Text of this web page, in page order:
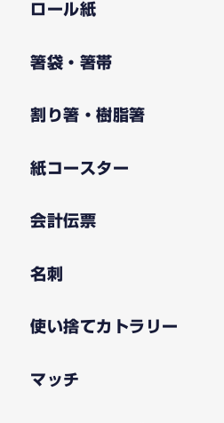
ロール紙
箸袋・箸帯
割り箸・樹脂箸
紙コースター
会計伝票
名刺
使い捨てカトラリー
マッチ